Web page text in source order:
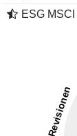
ESG MSCI